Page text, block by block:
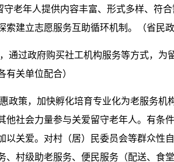
老年人提供内容丰富、形式多样、符
建立志愿服务互助循环机制。（省民
通过政府购买社工机构服务等方式，为
关单位配合）
政策，加快孵化培育专业化为老服务机
社会力量参与关爱留守老年人。有条
关爱。对村（居）民委员会等群众性
村级助老服务、便民服务（配送、食